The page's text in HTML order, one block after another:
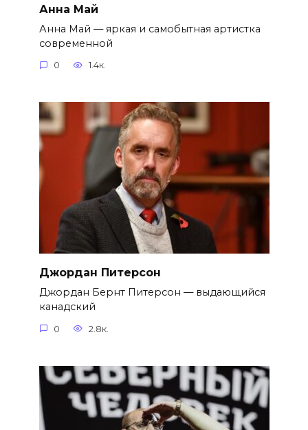
Анна Май
Анна Май — яркая и самобытная артистка
современной
0 1.4к.
Джордан Питерсон
Джордан Бернт Питерсон — выдающийся
канадский
0 2.8к.